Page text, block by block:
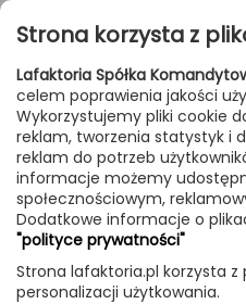
Przejdź do treści
FILTROWANIE
Lampy Producenci
Blux System T
(Czarna, T30) -
Strona korzysta z
Lafaktoria Spółka
celem poprawienia jakości
Wykorzystujemy pliki cookie
reklam, tworzenia statystyk i
reklam do potrzeb
informacje możemy
społecznościowym,
Dodatkowe informacje o
"polityce prywatności"
Strona lafaktoria.pl korzysta
personalizacji użytkowania.